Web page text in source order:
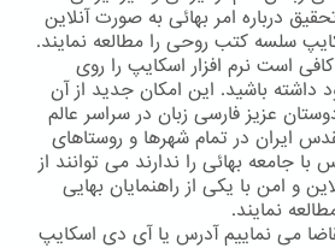
درباره امر بهائی به صورت آنلاین
سلسه کتب روحی را مطالعه نمایند.
است نرم افزار اسکایپ را روی
داشته باشید. این امکان جدید از آن
عزیز فارسی زبان در سراسر عالم
ایران در تمام شهرها و روستاهای
جامعه بهائی را ندارند می توانند از
و امن با یکی از راهنمایان بهایی
نمایند.
می نماییم آدرس یا آی دی اسکایپ